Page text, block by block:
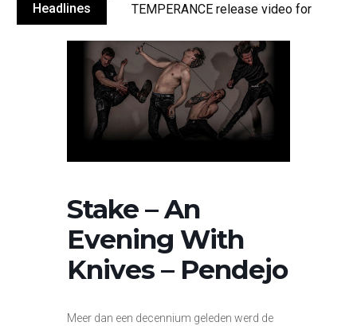
Headlines TEMPERANCE release video for
Stake – An
Evening With
Knives – Pendejo
Meer dan een decennium geleden werd de